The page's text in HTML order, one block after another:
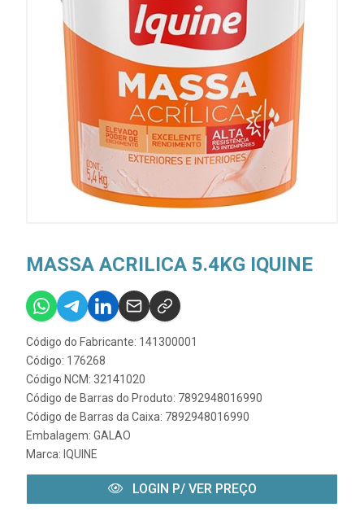
MASSA ACRILICA 5.4KG IQUINE
Código do Fabricante: 141300001
Código: 176268
Código NCM: 32141020
Código de Barras do Produto: 7892948016990
Código de Barras da Caixa: 7892948016990
Embalagem: GALAO
Marca: IQUINE
LOGIN P/ VER PREÇO